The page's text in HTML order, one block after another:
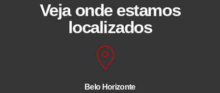
Veja onde estamos
localizados
Belo Horizonte